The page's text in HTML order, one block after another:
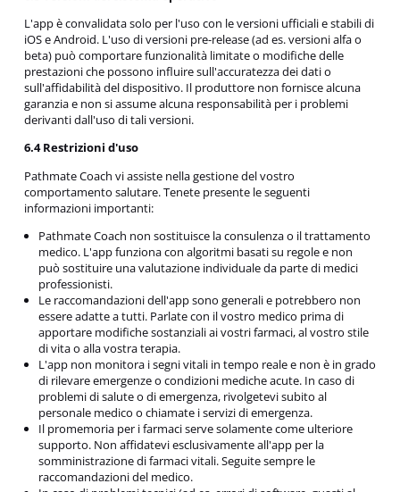
L'app è convalidata solo per l'uso con le versioni ufficiali e stabili di
iOS e Android. L'uso di versioni pre-release (ad es. versioni alfa o
beta) può comportare funzionalità limitate o modifiche delle
prestazioni che possono influire sull'accuratezza dei dati o
sull'affidabilità del dispositivo. Il produttore non fornisce alcuna
garanzia e non si assume alcuna responsabilità per i problemi
derivanti dall'uso di tali versioni.
6.4 Restrizioni d'uso
Pathmate Coach vi assiste nella gestione del vostro
comportamento salutare. Tenete presente le seguenti
informazioni importanti:
Pathmate Coach non sostituisce la consulenza o il trattamento
medico. L'app funziona con algoritmi basati su regole e non
può sostituire una valutazione individuale da parte di medici
professionisti.
Le raccomandazioni dell'app sono generali e potrebbero non
essere adatte a tutti. Parlate con il vostro medico prima di
apportare modifiche sostanziali ai vostri farmaci, al vostro stile
di vita o alla vostra terapia.
L'app non monitora i segni vitali in tempo reale e non è in grado
di rilevare emergenze o condizioni mediche acute. In caso di
problemi di salute o di emergenza, rivolgetevi subito al
personale medico o chiamate i servizi di emergenza.
Il promemoria per i farmaci serve solamente come ulteriore
supporto. Non affidatevi esclusivamente all'app per la
somministrazione di farmaci vitali. Seguite sempre le
raccomandazioni del medico.